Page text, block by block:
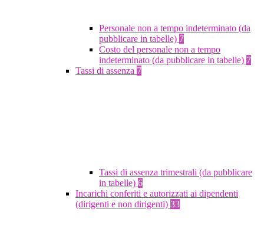
Personale non a tempo indeterminato (da
pubblicare in tabelle) 7
Costo del personale non a tempo
indeterminato (da pubblicare in tabelle) 7
Tassi di assenza 7
Tassi di assenza trimestrali (da pubblicare
in tabelle) 6
Incarichi conferiti e autorizzati ai dipendenti
(dirigenti e non dirigenti) 33